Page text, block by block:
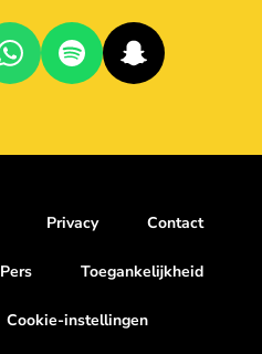
Privacy Contact
Pers Toegankelijkheid
Cookie-instellingen